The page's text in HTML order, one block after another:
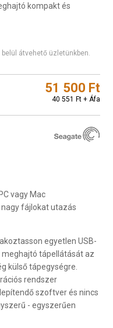
kompakt és
átvehető üzletünkben.
51 500 Ft
40 551 Ft + Áfa
vagy Mac
fájlokat utazás
egyetlen USB-
meghajtó tápellátását az
külső tápegységre.
rendszer
szoftver és nincs
- egyszerűen